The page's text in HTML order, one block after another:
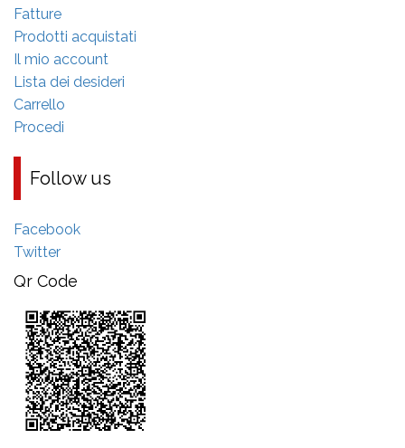
Fatture
Prodotti acquistati
Il mio account
Lista dei desideri
Carrello
Procedi
Follow us
Facebook
Twitter
Qr Code